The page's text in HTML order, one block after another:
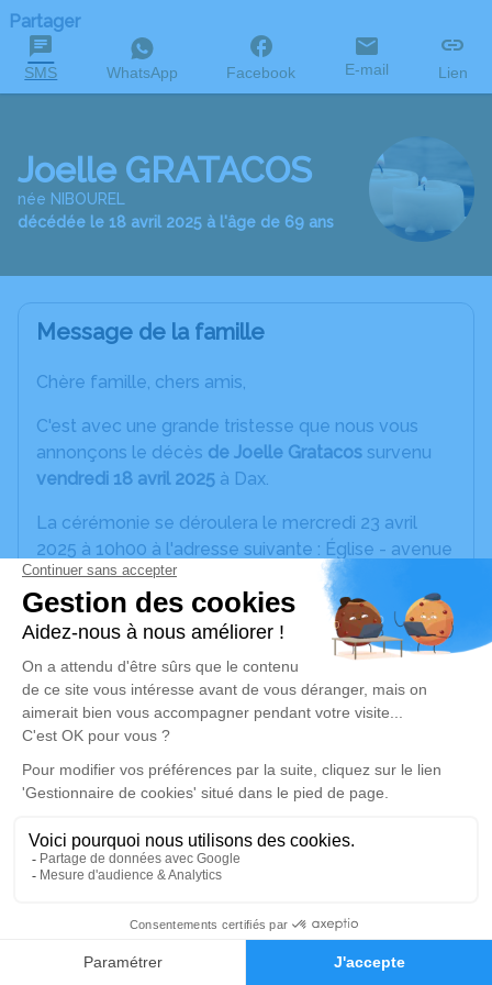
Faire-part Hommages
Partager
SMS WhatsApp Facebook E-mail Lien
Joelle GRATACOS
née NIBOUREL
décédée le 18 avril 2025 à l'âge de 69 ans
Message de la famille
Chère famille, chers amis,
C'est avec une grande tristesse que nous vous
annonçons le décès de Joelle Gratacos survenu
vendredi 18 avril 2025 à Dax.
La cérémonie se déroulera le mercredi 23 avril
2025 à 10h00 à l'adresse suivante : Église - avenue
de l'Océan - 40170 Mézos.
Cet espace est destiné à recueillir vos
condoléances ou le souvenir d’un moment passé.
Joëlle repose dans l’intimité, conformément à sa
volonté, il n'y aura pas de visite.
La crémation se déroulera dans l’intimité familiale,
sans cérémonie.
Je rends hommage
Cérémonie religieuse
mercredi 23 avril 2025 à 10h00
Église de Mézos